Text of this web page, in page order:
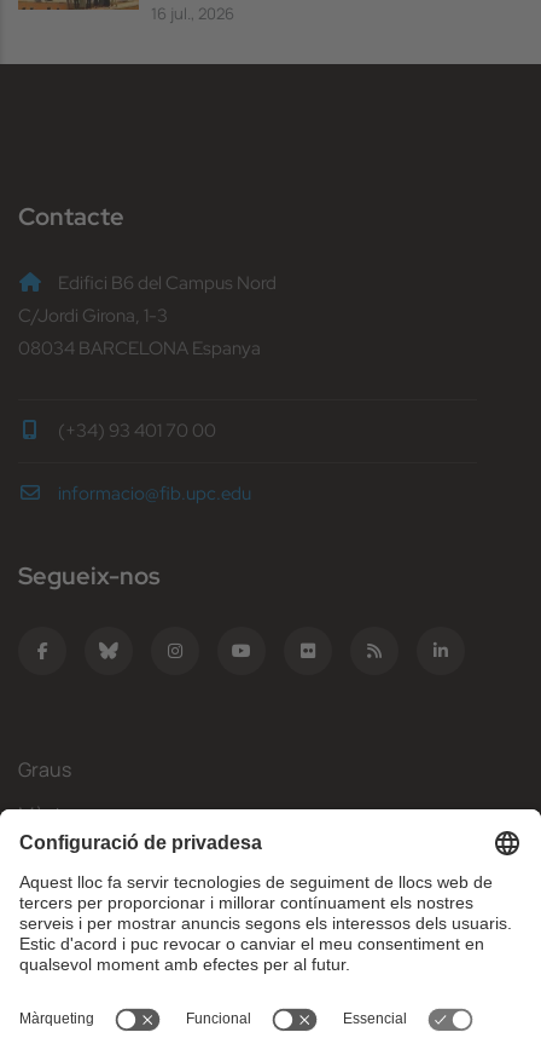
16 jul., 2026
Contacte
Edifici B6 del Campus Nord
C/Jordi Girona, 1-3
08034 BARCELONA Espanya
(+34) 93 401 70 00
informacio@fib.upc.edu
Segueix-nos
Graus
Màsters
Mobilitat Internacional
Recerca
Empresa